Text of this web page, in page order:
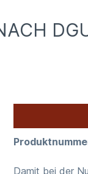
Damit bei der